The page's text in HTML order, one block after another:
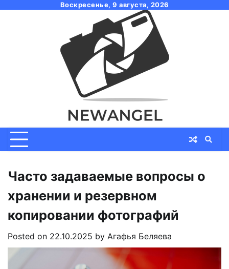
Воскресенье, 9 августа, 2026
Часто задаваемые вопросы о
хранении и резервном
копировании фотографий
Posted on 22.10.2025 by Агафья Беляева